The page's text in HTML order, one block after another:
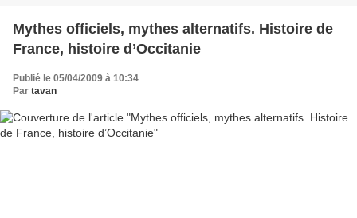
Mythes officiels, mythes alternatifs. Histoire de
France, histoire d’Occitanie
Publié le 05/04/2009 à 10:34
Par tavan